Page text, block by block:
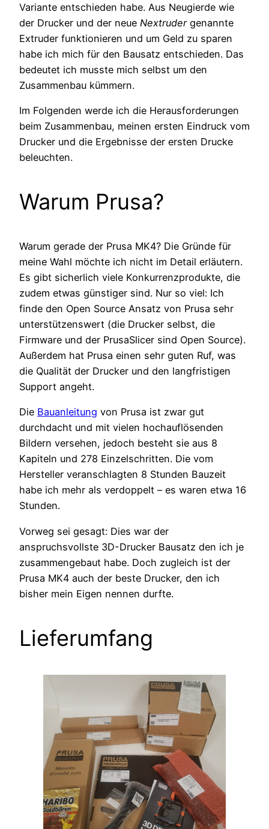
Variante entschieden habe. Aus Neugierde wie
der Drucker und der neue Nextrudergenannte
Extruder funktionieren und um Geld zu sparen
habe ich mich für den Bausatz entschieden. Das
bedeutet ich musste mich selbst um den
Zusammenbau kümmern.
Im Folgenden werde ich die Herausforderungen
beim Zusammenbau, meinen ersten Eindruck vom
Drucker und die Ergebnisse der ersten Drucke
beleuchten.
Warum Prusa?
Warum gerade der Prusa MK4? Die Gründe für
meine Wahl möchte ich nicht im Detail erläutern.
Es gibt sicherlich viele Konkurrenzprodukte, die
zudem etwas günstiger sind. Nur so viel: Ich
finde den Open Source Ansatz von Prusa sehr
unterstützenswert (die Drucker selbst, die
Firmware und der PrusaSlicer sind Open Source).
Außerdem hat Prusa einen sehr guten Ruf, was
die Qualität der Drucker und den langfristigen
Support angeht.
Die Bauanleitung von Prusa ist zwar gut
durchdacht und mit vielen hochauflösenden
Bildern versehen, jedoch besteht sie aus 8
Kapiteln und 278 Einzelschritten. Die vom
Hersteller veranschlagten 8 Stunden Bauzeit
habe ich mehr als verdoppelt – es waren etwa 16
Stunden.
Vorweg sei gesagt: Dies war der
anspruchsvollste 3D-Drucker Bausatz den ich je
zusammengebaut habe. Doch zugleich ist der
Prusa MK4 auch der beste Drucker, den ich
bisher mein Eigen nennen durfte.
Lieferumfang